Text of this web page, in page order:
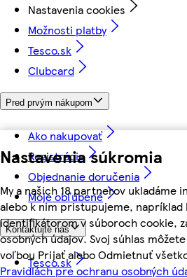
Nastavenia súkromia
My a našich 18 partnerov ukladáme
alebo k nim pristupujeme, napríklad
identifikátorom v súboroch cookie,
osobných údajov. Svoj súhlas
voľbou Prijať alebo Odmietnuť
Pravidlách pre ochranu osobných
Nastavenia cookies
Možnosti platby
Tesco.sk
Clubcard
Pred prvým nákupom
Ako nakupovať
Registrácia
Objednanie doručenia
Moje obľúbené
Kontaktujte nás
Tesco.sk